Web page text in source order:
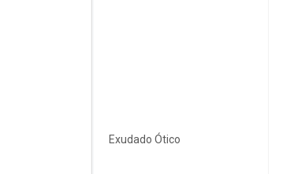
Exudado Ótico